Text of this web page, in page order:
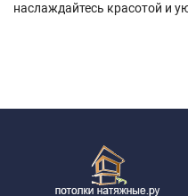
наслаждайтесь красотой и